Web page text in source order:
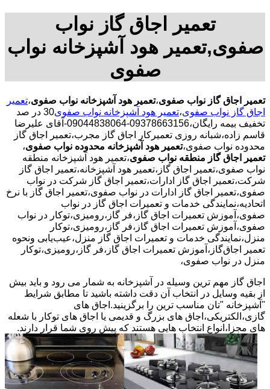
تعمیر اجاق گاز نواب
صفوی,تعمیر هود آشپزخانه نواب
صفوی
تعمیر اجاق گاز نواب صفوی،تعمیر هود آشپزخانه نواب صفوی،تعمیر
اجاق گاز نواب صفوی،تعمیر هود آشپزخانه نواب صفوی
30 در صد
تخفیف بیمه رایگان،09378663156-09044838064-آقای علیرضا
قاسم زاده،شبانه روزی تعمیرکار اجاق گاز مجرب،تعمیر اجاق گاز
محدوده نواب صفوی،تعمیر هود آشپزخانه محدوده نواب صفوی،
تعمیر اجاق گاز منطقه نواب صفوی،تعمیر هود آشپزخانه منطقه
نواب صفوی،تعمیر اجاق گاز،تعمیر هود آشپزخانه،تعمیر اجاق گاز
شرکت،تعمیر اجاق گاز ادارات،تعمیر اجاق گاز شرکت در نواب
صفوی،تعمیر اجاق گاز ادارات در نواب صفوی،تعمیر اجاق گاز با نرخ
اتحادیه،نمایندگی خدمات و تعمیرات اجاق گاز در نواب
صفوی،آموزش تعمیرات اجاق گاز،فر گاز،رومیزی،توکار در نواب
صفوی،آموزش تعمیرات اجاق گاز،فر گاز،رومیزی،توکار
منزل،نمایندگی خدمات و تعمیرات اجاق گاز منزل،عیب‌یابی ونحوه
تعمیر اجاق‌گاز،آموزش تعمیرات اجاق گاز،فر گاز،رومیزی،توکار
منزل در نواب صفوی،
اجاق گاز مهم ترین وسیله در آشپزخانه به شمار می رود و باید بیش
از بقیه وسایل در انتخاب آن دقت داشته باشید تا مطابق شرایط
"آشپزخانه "تان مناسب ترین را برگزینید.اجاق های
گازی،الکتریکی،اجاق های بزرگ و قدیمی یا اجاق های توکار با شعله
های مجزا،انواع انتخاب هایی هستند که پیش روی شما قرار دارند.